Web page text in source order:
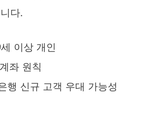
다.
이상 개인
좌 원칙
행 신규 고객 우대 가능성